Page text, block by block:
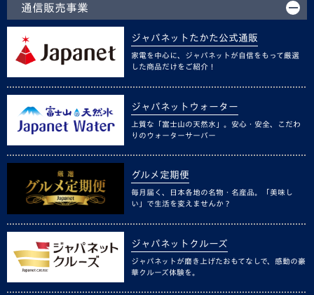
通信販売事業
ジャパネットたかた公式通販
家電を中心に、ジャパネットが自信をもって厳選
した商品だけをご紹介！
ジャパネットウォーター
上質な「富士山の天然水」。安心・安全、こだわ
りのウォーターサーバー
グルメ定期便
毎月届く、日本各地の名物・名産品。「美味し
い」で生活を変えませんか？
ジャパネットクルーズ
ジャパネットが磨き上げたおもてなしで、感動の豪
華クルーズ体験を。